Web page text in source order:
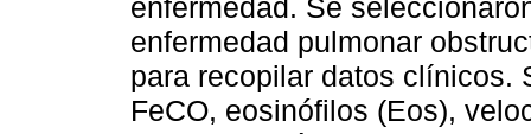
enfermedad. Se
enfermedad pulmonar
para recopilar datos clínicos.
FeCO, eosinófilos (Eos),